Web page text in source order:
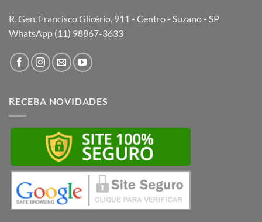
R. Gen. Francisco Glicério, 911 - Centro - Suzano - SP
WhatsApp (11) 98867-3633
RECEBA NOVIDADES